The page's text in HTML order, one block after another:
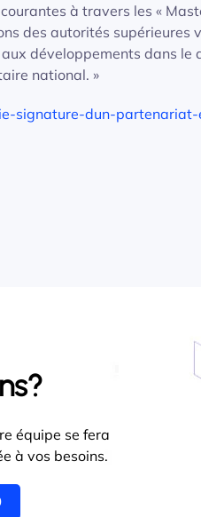
à travers les «
des autorités supérieures
développements dans le
national. »
signature-dun-
équipe se fera
à vos besoins.